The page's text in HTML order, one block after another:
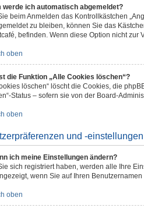
werde ich automatisch abgemeldet?
beim Anmelden das Kontrollkästchen
zu bleiben, können Sie das
befinden. Wenn diese Option nicht
oben
die Funktion „Alle Cookies löschen“?
löschen“ löscht die Cookies, die
Status – sofern sie von der Board-
oben
und -einstellungen
ich meine Einstellungen ändern?
sich registriert haben, werden alle Ihre
wenn Sie auf Ihren
oben